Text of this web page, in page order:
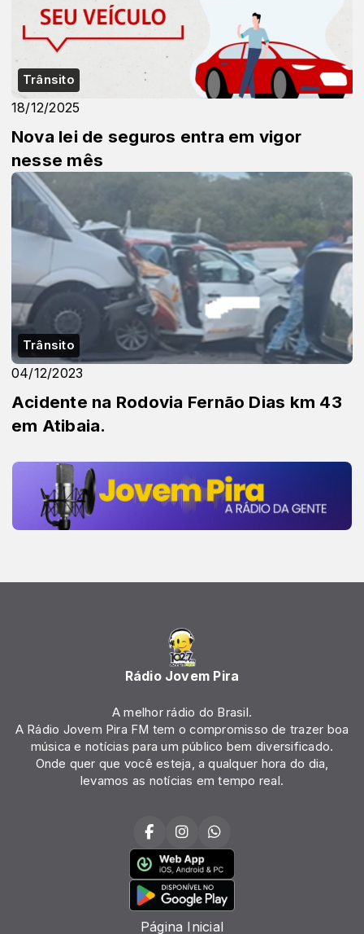
Trânsito
18/12/2025
Nova lei de seguros entra em vigor
nesse mês
Trânsito
04/12/2023
Acidente na Rodovia Fernão Dias km 43
em Atibaia.
Rádio Jovem Pira
A melhor rádio do Brasil.
A Rádio Jovem Pira FM tem o compromisso de trazer boa
música e notícias para um público bem diversificado.
Onde quer que você esteja, a qualquer hora do dia,
levamos as notícias em tempo real.
Página Inicial